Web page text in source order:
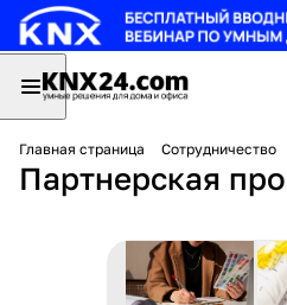
Главная страница Сотрудничество
Партнерская